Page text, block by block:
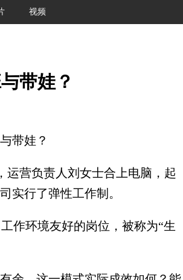
视频
带娃？
带娃？
营负责人刘女士合上电脑，起
实行了弹性工作制。
环境友好的岗位，被称为“生